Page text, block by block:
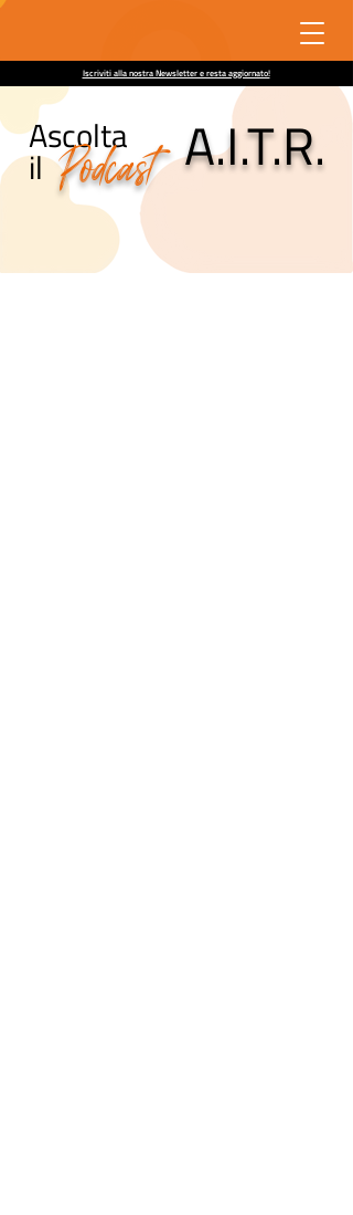
Iscriviti alla nostra Newsletter e resta aggiornato!
Ascolta
il Podcast A.I.T.R.